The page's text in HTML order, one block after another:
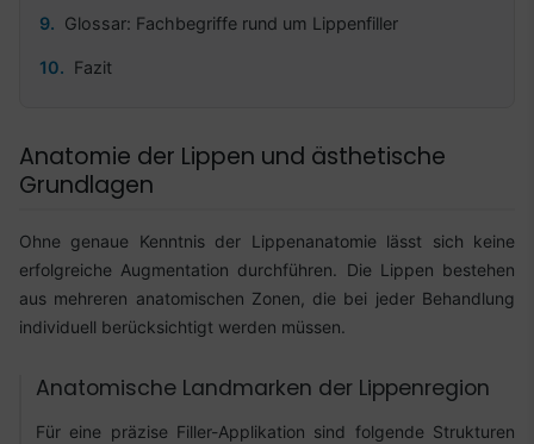
Glossar: Fachbegriffe rund um Lippenfiller
Fazit
Anatomie der Lippen und ästhetische
Grundlagen
Ohne genaue Kenntnis der Lippenanatomie lässt sich keine
erfolgreiche Augmentation durchführen. Die Lippen bestehen
aus mehreren anatomischen Zonen, die bei jeder Behandlung
individuell berücksichtigt werden müssen.
Anatomische Landmarken der Lippenregion
Für eine präzise Filler-Applikation sind folgende Strukturen